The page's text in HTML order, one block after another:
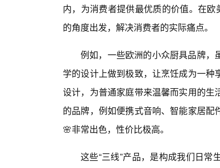
内，为消费者提供最优质的价值。在
的角度出发，解决消费者的实际痛点。
例如，一些欧洲的小众厨具品牌，
学的设计上做到极致，让烹饪成为一
设计，为普通家庭带来温馨而实用的
的品牌，例如便携式音响、智能家居
🌸非常出色，性价比极高。
这些“三线”产品，是构成我们日